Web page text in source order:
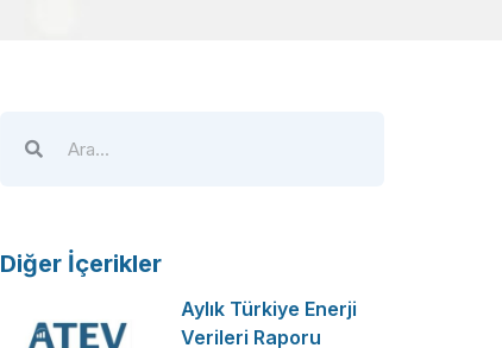
Diğer İçerikler
Aylık Türkiye Enerji
Verileri Raporu